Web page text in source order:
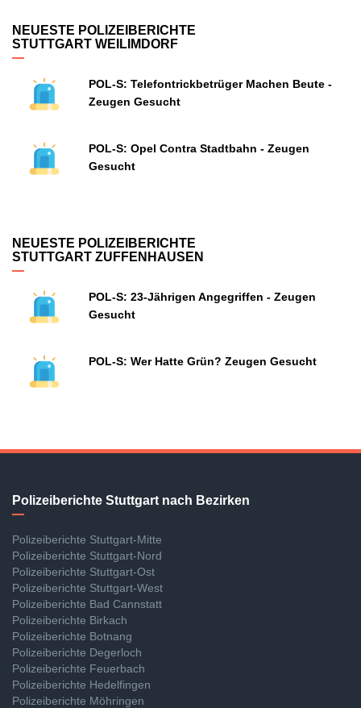
NEUESTE POLIZEIBERICHTE
STUTTGART WEILIMDORF
POL-S: Telefontrickbetrüger Machen Beute -
Zeugen Gesucht
POL-S: Opel Contra Stadtbahn - Zeugen
Gesucht
NEUESTE POLIZEIBERICHTE
STUTTGART ZUFFENHAUSEN
POL-S: 23-Jährigen Angegriffen - Zeugen
Gesucht
POL-S: Wer Hatte Grün? Zeugen Gesucht
Polizeiberichte Stuttgart nach Bezirken
Polizeiberichte Stuttgart-Mitte
Polizeiberichte Stuttgart-Nord
Polizeiberichte Stuttgart-Ost
Polizeiberichte Stuttgart-West
Polizeiberichte Bad Cannstatt
Polizeiberichte Birkach
Polizeiberichte Botnang
Polizeiberichte Degerloch
Polizeiberichte Feuerbach
Polizeiberichte Hedelfingen
Polizeiberichte Möhringen